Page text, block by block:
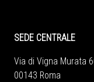
SEDE CENTRALE
Via di Vigna Murata
00143 Roma